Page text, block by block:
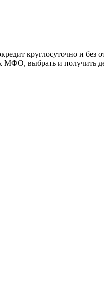
круглосуточно и без
МФО, выбрать и получить